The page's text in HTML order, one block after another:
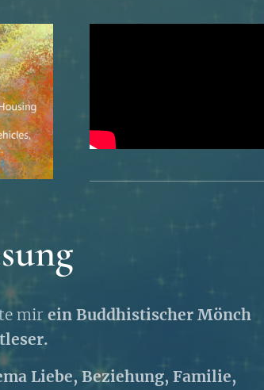
mir ein Buddhistischer Mönch
Liebe, Beziehung, Familie,